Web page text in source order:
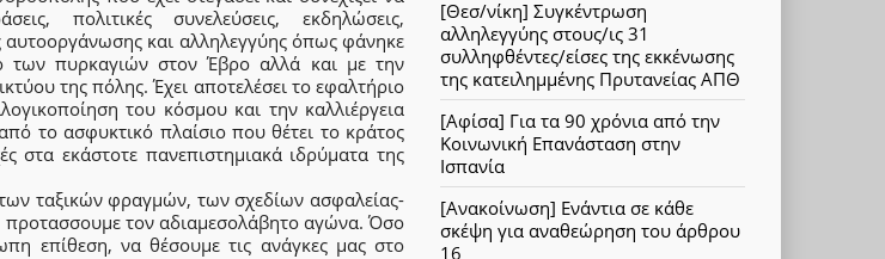
πολιτικές συνελεύσεις, εκδηλώσεις,
αυτοοργάνωσης και αλληλεγγύης όπως φάνηκε
των πυρκαγιών στον Έβρο αλλά και με την
της πόλης. Έχει αποτελέσει το εφαλτήριο
του κόσμου και την καλλιέργεια
το ασφυκτικό πλαίσιο που θέτει το κράτος
στα εκάστοτε πανεπιστημιακά ιδρύματα της
ταξικών φραγμών, των σχεδίων ασφαλείας-
προτασσουμε τον αδιαμεσολάβητο αγώνα. Όσο
επίθεση, να θέσουμε τις ανάγκες μας στο
[Θεσ/νίκη] Συγκέντρωση
αλληλεγγύης στους/ις 31
συλληφθέντες/είσες της εκκένωσης
της κατειλημμένης Πρυτανείας ΑΠΘ
[Αφίσα] Για τα 90 χρόνια από την
Κοινωνική Επανάσταση στην
Ισπανία
[Ανακοίνωση] Ενάντια σε κάθε
σκέψη για αναθεώρηση του άρθρου
16